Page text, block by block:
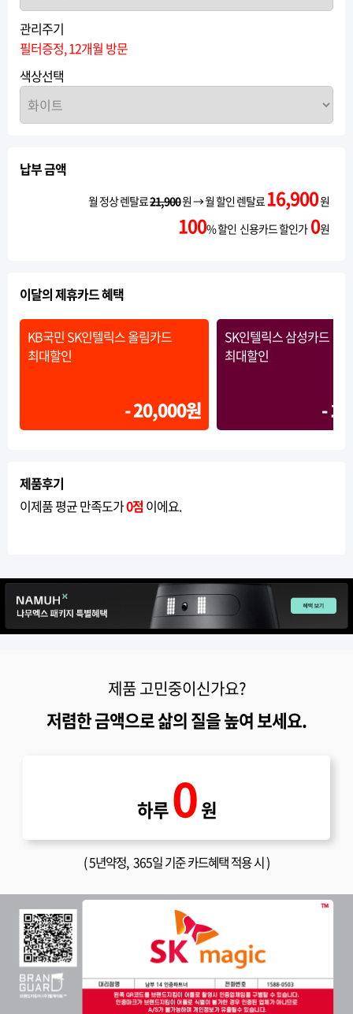
관리주기
필터증정, 12개월 방문
색상선택
납부 금액
월 정상 렌탈료21,900원 → 월 할인 렌탈료16,900원
100% 할인 신용카드 할인가 0원
이달의 제휴카드 혜택
KB국민 SK인텔릭스 올림카드
최대할인
- 20,000원
SK인텔릭스 삼성카드
최대할인
-
제품후기
이제품 평균 만족도가0점 이에요.
제품 고민중이신가요?
저렴한 금액으로 삶의 질을 높여 보세요.
하루0원
(5년약정, 365일 기준 카드혜택 적용 시 )